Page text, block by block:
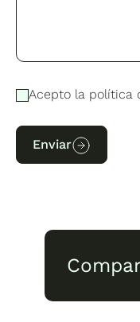
Acepto la política
Enviar